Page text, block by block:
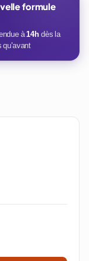
formule
à14hdès la
qu'avant